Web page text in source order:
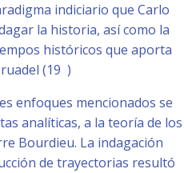
indiciario que Carlo
la historia, así como la
históricos que aporta
(19 )
enfoques mencionados se
analíticas, a la teoría de los
Bourdieu. La indagación
de trayectorias resultó